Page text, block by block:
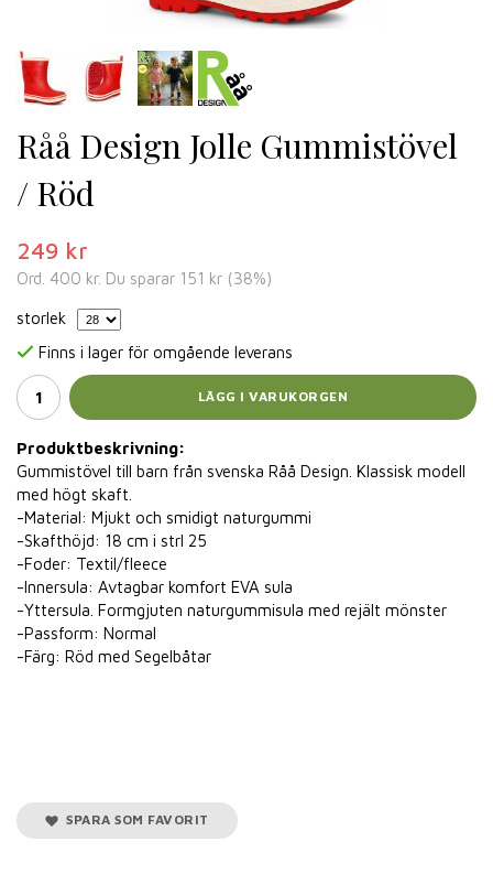
Råå Design Jolle Gummistövel
/ Röd
249 kr
Ord. 400 kr. Du sparar 151 kr (38%)
storlek
Finns i lager för omgående leverans
LÄGG I VARUKORGEN
Produktbeskrivning:
Gummistövel till barn från svenska Råå Design. Klassisk modell
med högt skaft.
-Material: Mjukt och smidigt naturgummi
-Skafthöjd: 18 cm i strl 25
-Foder: Textil/fleece
-Innersula: Avtagbar komfort EVA sula
-Yttersula. Formgjuten naturgummisula med rejält mönster
-Passform: Normal
-Färg: Röd med Segelbåtar
SPARA SOM FAVORIT